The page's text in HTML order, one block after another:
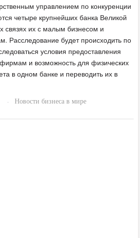
управлением по конкуренции
четыре крупнейших банка Великой
связях их с малым бизнесом и
Расследование будет происходить по
условия предоставления
и возможность для физических
в одном банке и переводить их в
· Новости бизнеса в мире